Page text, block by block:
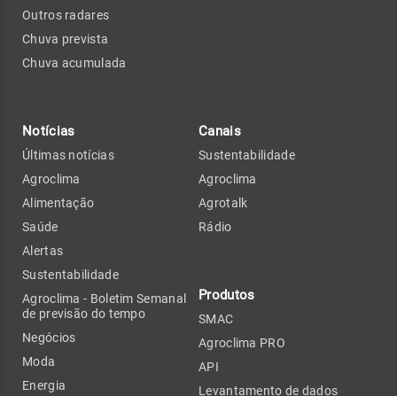
Outros radares
Chuva prevista
Chuva acumulada
Notícias
Últimas notícias
Agroclima
Alimentação
Saúde
Alertas
Sustentabilidade
Agroclima - Boletim Semanal
de previsão do tempo
Negócios
Moda
Energia
Canais
Sustentabilidade
Agroclima
Agrotalk
Rádio
Produtos
SMAC
Agroclima PRO
API
Levantamento de dados